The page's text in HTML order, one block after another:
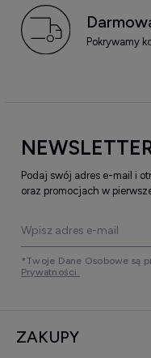
Pokrywamy
Podaj swój adres e-mail i
oraz promocjach w
*Twoje Dane Osobowe są
Prywatności.
ZAKUPY